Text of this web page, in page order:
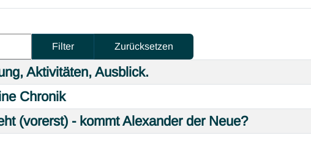
Filter Zurücksetzen
Aktivitäten, Ausblick.
Chronik
(vorerst) - kommt Alexander der Neue?